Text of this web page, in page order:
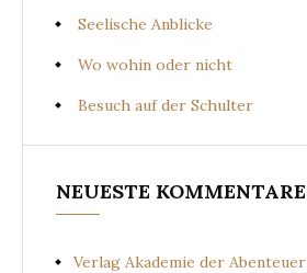
Seelische Anblicke
Wo wohin oder nicht
Besuch auf der Schulter
NEUESTE KOMMENTARE
Verlag Akademie der Abenteuer